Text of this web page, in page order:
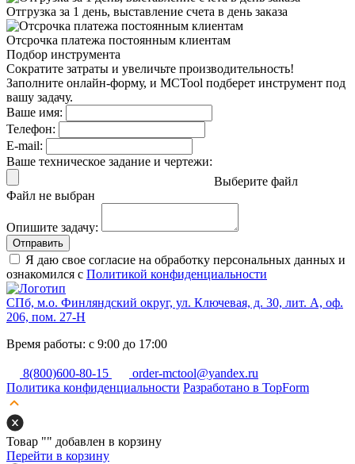
Отгрузка за 1 день, выставление счета в день заказа
Отсрочка платежа постоянным клиентам
Подбор инструмента
Сократите затраты и увеличьте производительность!
Заполните онлайн-форму, и MCTool подберет инструмент под
вашу задачу.
Ваше имя:
Телефон:
E-mail:
Ваше техническое задание и чертежи:
Выберите файл
Файл не выбран
Опишите задачу:
Отправить
Я даю свое согласие на обработку персональных данных и
ознакомился с Политикой конфиденциальности
СПб, м.о. Финляндский округ, ул. Ключевая, д. 30, лит. А, оф.
206, пом. 27-Н
Время работы: с 9:00 до 17:00
8(800)600-80-15
order-mctool@yandex.ru
Политика конфиденциальности Разработано в TopForm
Товар "" добавлен в корзину
Перейти в корзину